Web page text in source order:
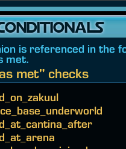
is referenced in the
met.
met" checks